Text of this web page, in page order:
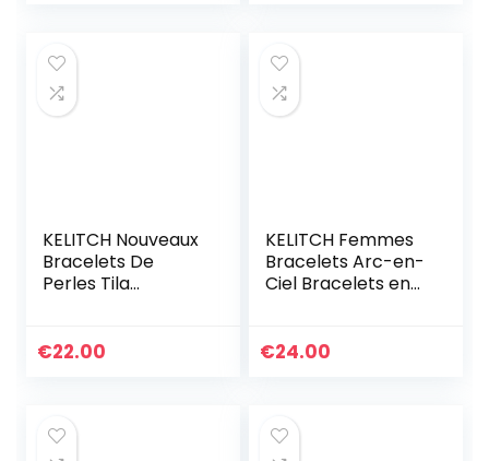
KELITCH Nouveaux
Bracelets De
Perles Tila
Brins Multi Couleur
€22.00
KELITCH Femmes
Bracelets Arc-en-
Ciel Bracelets en
Colorés Fait À La
€24.00